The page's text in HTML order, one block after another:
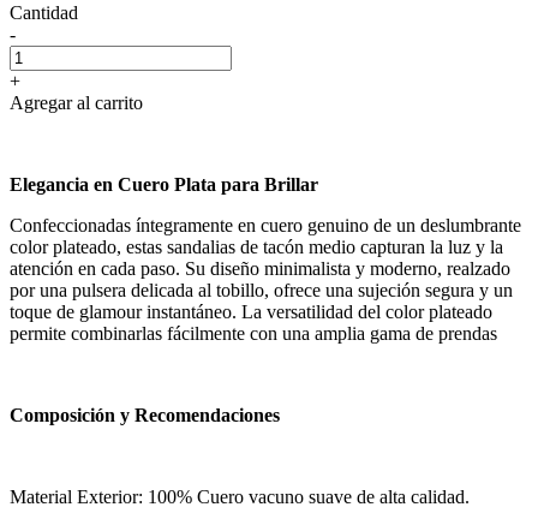
Cantidad
-
+
Agregar al carrito
Elegancia en Cuero Plata para Brillar
Confeccionadas íntegramente en cuero genuino de un deslumbrante
color plateado, estas sandalias de tacón medio capturan la luz y la
atención en cada paso. Su diseño minimalista y moderno, realzado
por una pulsera delicada al tobillo, ofrece una sujeción segura y un
toque de glamour instantáneo. La versatilidad del color plateado
permite combinarlas fácilmente con una amplia gama de prendas
Composición y Recomendaciones
Material Exterior: 100% Cuero vacuno suave de alta calidad.